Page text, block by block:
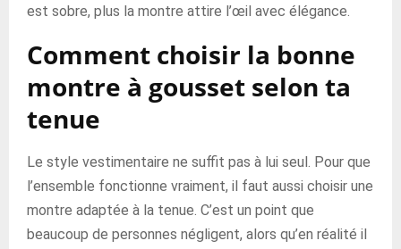
est sobre, plus la montre attire l’œil avec élégance.
Comment choisir la bonne
montre à gousset selon ta
tenue
Le style vestimentaire ne suffit pas à lui seul. Pour que
l’ensemble fonctionne vraiment, il faut aussi choisir une
montre adaptée à la tenue. C’est un point que
beaucoup de personnes négligent, alors qu’en réalité il